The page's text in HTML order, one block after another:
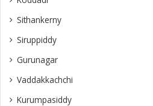
Sithankerny
Siruppiddy
Gurunagar
Vaddakkachchi
Kurumpasiddy